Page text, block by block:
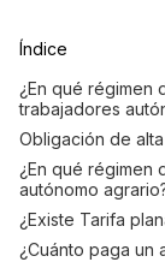
Índice
¿En qué régimen
trabajadores
Obligación de
¿En qué régimen
autónomo
¿Existe Tarifa
¿Cuánto paga un